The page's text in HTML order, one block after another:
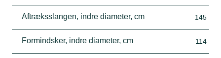
Aftræksslangen, indre diameter, cm 145
Formindsker, indre diameter, cm 114